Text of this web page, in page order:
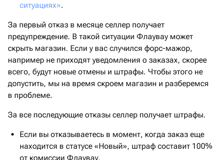
ситуациях».
За первый отказ в месяце селлер получает
предупреждение. В такой ситуации Флаувау может
скрыть магазин. Если у вас случился форс-мажор,
например не приходят уведомления о заказах, скорее
всего, будут новые отмены и штрафы. Чтобы этого не
допустить, мы на время скроем магазин и разберемся
в проблеме.
За все последующие отказы селлер получает штрафы.
Если вы отказываетесь в момент, когда заказ еще
находится в статусе «Новый», штраф составит 100%
от комиссии Флаувау.